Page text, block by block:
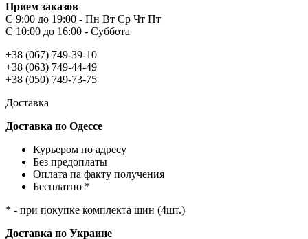
Прием заказов
С 9:00 до 19:00 - Пн Вт Ср Чт Пт
С 10:00 до 16:00 - Суббота
+38 (067) 749-39-10
+38 (063) 749-44-49
+38 (050) 749-73-75
Доставка
Доставка по Одессе
Курьером по адресу
Без предоплаты
Оплата па факту получения
Бесплатно *
* - при покупке комплекта шин (4шт.)
Доставка по Украине